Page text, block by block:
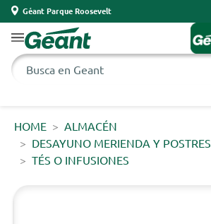
Géant Parque Roosevelt
HOME
ALMACÉN
DESAYUNO MERIENDA Y POSTRES
TÉS O INFUSIONES